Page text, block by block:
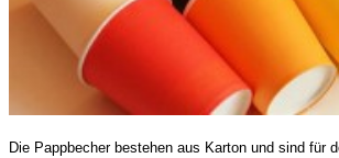
Die Pappbecher bestehen aus Karton und sind für